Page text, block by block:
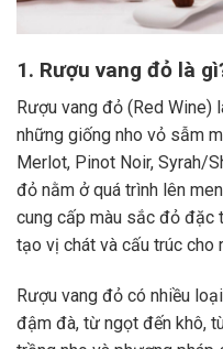
1. Rượu vang đỏ là
Rượu vang đỏ (Red
những giống nho vỏ sẫm
Merlot, Pinot Noir, Syrah/
đỏ nằm ở quá trình lên
cung cấp màu sắc đỏ đặc
tạo vị chát và cấu trúc cho
Rượu vang đỏ có nhiều
đậm đà, từ ngọt đến khô,